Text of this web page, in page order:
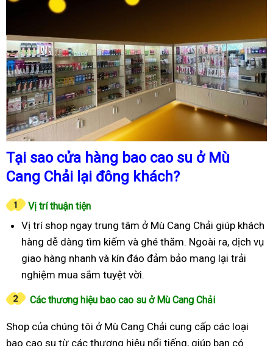
Tại sao cửa hàng bao cao su ở Mù
Cang Chải lại đông khách?
Vị trí thuận tiện
Vị trí shop ngay trung tâm ở Mù Cang Chải giúp khách
hàng dễ dàng tìm kiếm và ghé thăm. Ngoài ra, dịch vụ
giao hàng nhanh và kín đáo đảm bảo mang lại trải
nghiệm mua sắm tuyệt vời.
Các thương hiệu bao cao su ở Mù Cang Chải
Shop của chúng tôi ở Mù Cang Chải cung cấp các loại
bao cao su từ các thương hiệu nổi tiếng, giúp bạn có